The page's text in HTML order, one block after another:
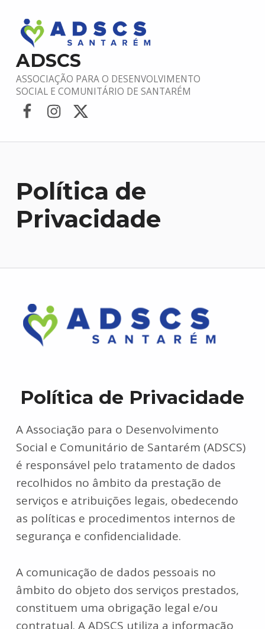
ADSCS
ASSOCIAÇÃO PARA O DESENVOLVIMENTO
SOCIAL E COMUNITÁRIO DE SANTARÉM
Facebook
Instagram
Twitter
Política de
Privacidade
Política de Privacidade
A Associação para o Desenvolvimento
Social e Comunitário de Santarém (ADSCS)
é responsável pelo tratamento de dados
recolhidos no âmbito da prestação de
serviços e atribuições legais, obedecendo
as políticas e procedimentos internos de
segurança e confidencialidade.
A comunicação de dados pessoais no
âmbito do objeto dos serviços prestados,
constituem uma obrigação legal e/ou
contratual. A ADSCS utiliza a informação